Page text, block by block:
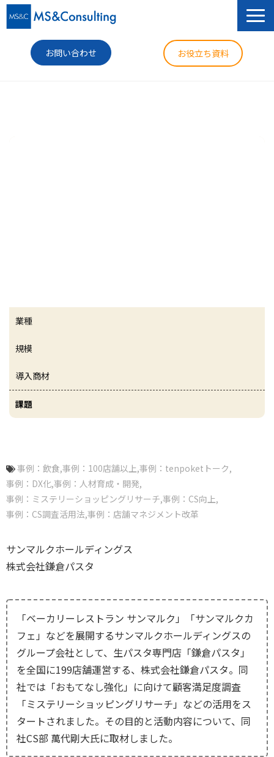
お問い合わせ お役立ち資料
業種
規模
導入商材
課題
事例：飲食 事例：100店舗以上 事例：tenpoketトーク
事例：DX化 事例：人材育成・開発
事例：ミステリーショッピングリサーチ 事例：CS向上
事例：CS調査活用法 事例：店舗マネジメント改革
サンマルクホールディングス
株式会社鎌倉パスタ
「ベーカリーレストラン サンマルク」「サンマルクカ
フェ」などを展開するサンマルクホールディングスの
グループ会社として、生パスタ専門店「鎌倉パスタ」
を全国に199店舗運営する、株式会社鎌倉パスタ。同
社では「おもてなし強化」に向けて顧客満足度調査
「ミステリーショッピングリサーチ」などの活用をス
タートされました。その目的と活動内容について、同
社CS部 萬代剛大氏に取材しました。